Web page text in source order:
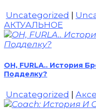
Uncategorized
АКТУАЛЬНОЕ
OH, FURLA.. История
Подделку?
Uncategorized